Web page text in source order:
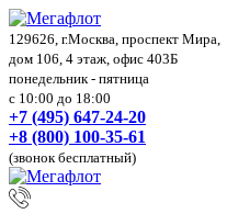
129626, г.Москва, проспект Мира,
дом 106, 4 этаж, офис 403Б
понедельник - пятница
с 10:00 до 18:00
+7 (495) 647-24-20
+8 (800) 100-35-61
(звонок бесплатный)